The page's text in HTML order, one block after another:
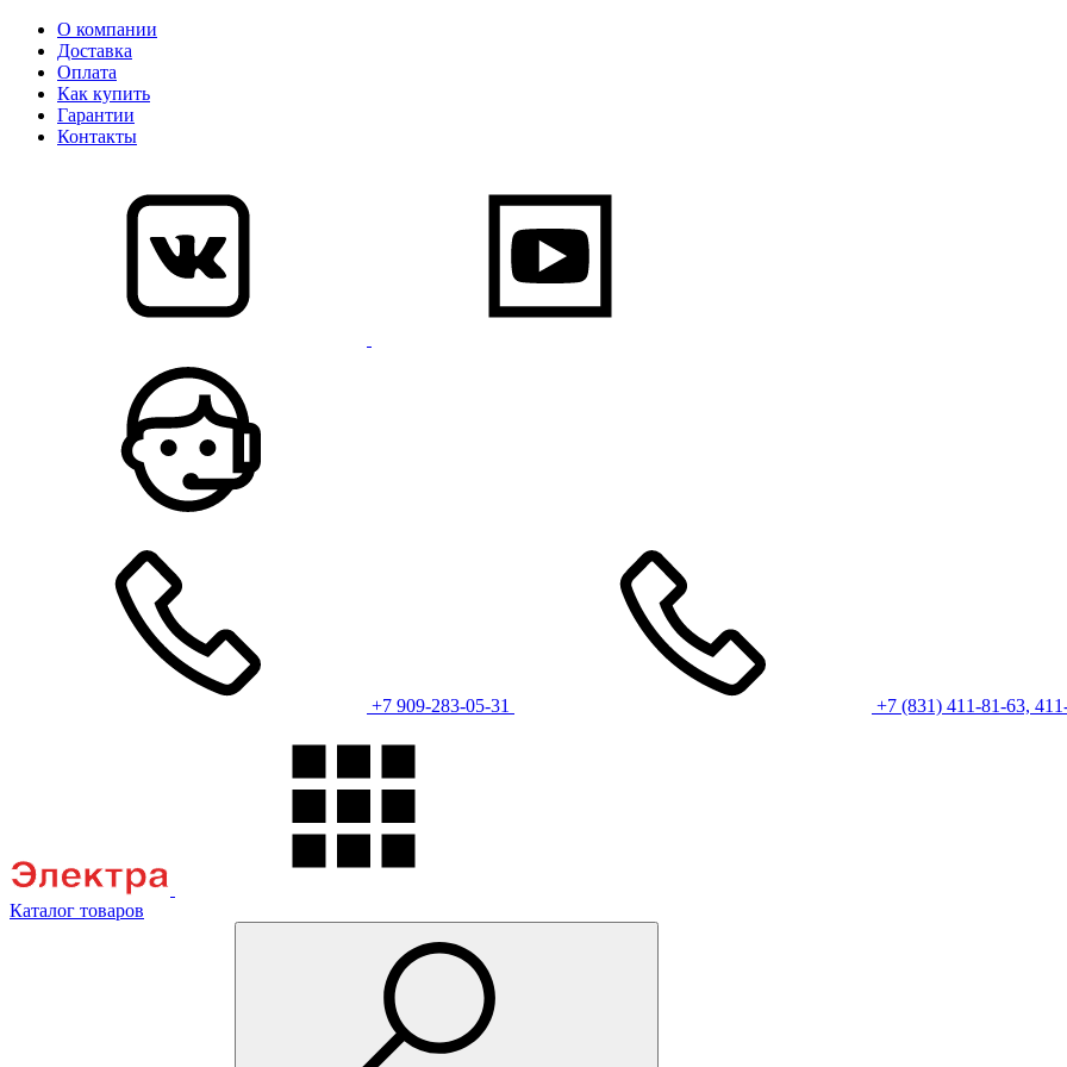
О компании
Доставка
Оплата
Как купить
Гарантии
Контакты
+7 909-283-05-31 +7 (831) 411-81-63,
Каталог товаров